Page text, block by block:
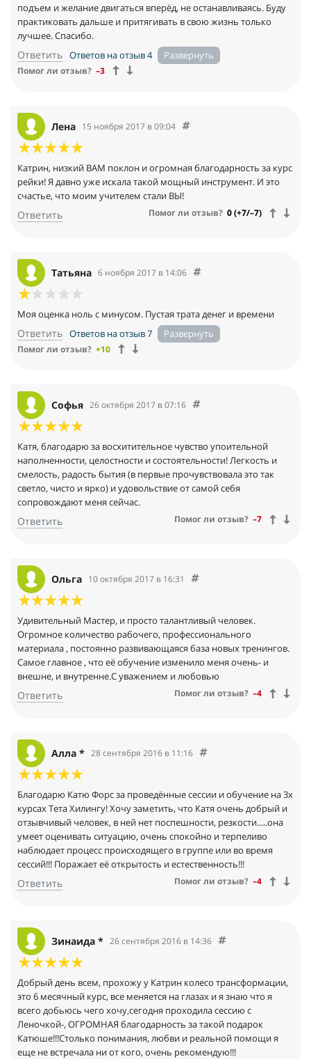
подъем и желание двигаться вперёд, не останавливаясь. Буду
практиковать дальше и притягивать в свою жизнь только
лучшее. Спасибо.
Ответить Ответов на отзыв 4
Помог ли отзыв? –3
Лена 15 ноября 2017 в 09:04
Катрин, низкий ВАМ поклон и огромная благодарность за курс
рейки! Я давно уже искала такой мощный инструмент. И это
счастье, что моим учителем стали ВЫ!
Ответить Помог ли отзыв? 0 (+7/–7)
Татьяна 6 ноября 2017 в 14:06
Моя оценка ноль с минусом. Пустая трата денег и времени
Ответить Ответов на отзыв 7
Помог ли отзыв? +10
Софья 26 октября 2017 в 07:16
Катя, благодарю за восхитительное чувство упоительной
наполненности, целостности и состоятельности! Легкость и
смелость, радость бытия (в первые прочувствовала это так
светло, чисто и ярко) и удовольствие от самой себя
сопровождают меня сейчас.
Ответить Помог ли отзыв? –7
Ольга 10 октября 2017 в 16:31
Удивительный Мастер, и просто талантливый человек.
Огромное количество рабочего, профессионального
материала , постоянно развивающаяся база новых тренингов.
Самое главное , что её обучение изменило меня очень- и
внешне, и внутренне.С уважением и любовью
Ответить Помог ли отзыв? –4
Алла * 28 сентября 2016 в 11:16
Благодарю Катю Форс за проведённые сессии и обучение на 3х
курсах Тета Хилингу! Хочу заметить, что Катя очень добрый и
отзывчивый человек, в ней нет поспешности, резкости.....она
умеет оценивать ситуацию, очень спокойно и терпеливо
наблюдает процесс происходящего в группе или во время
сессий!!! Поражает её открытость и естественность!!!
Ответить Помог ли отзыв? –4
Зинаида * 26 сентября 2016 в 14:36
Добрый день всем, прохожу у Катрин колесо трансформации,
это 6 месячный курс, все меняется на глазах и я знаю что я
всего добьюсь чего хочу,сегодня проходила сессию с
Леночкой-, ОГРОМНАЯ благодарность за такой подарок
Катюше!!!Столько понимания, любви и реальной помощи я
еще не встречала ни от кого, очень рекомендую!!!